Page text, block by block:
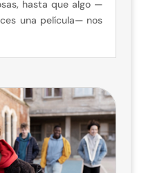
hasta que algo —
una película— nos